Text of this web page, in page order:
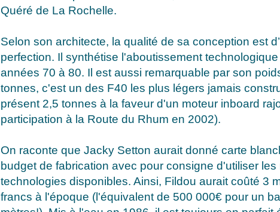
Quéré de La Rochelle.
Selon son architecte, la qualité de sa conception est
perfection. Il synthétise l'aboutissement
années 70 à 80. Il est aussi remarquable par son
tonnes, c'est un des F40 les plus légers jamais
présent 2,5 tonnes à la faveur d'un moteur inboard
participation à la Route du Rhum en 2002).
On raconte que Jacky Setton aurait donné carte
budget de fabrication avec pour consigne d'utiliser les
technologies disponibles. Ainsi, Fildou aurait coûté 3
francs à l'époque (l'équivalent de 500 000€ pour un